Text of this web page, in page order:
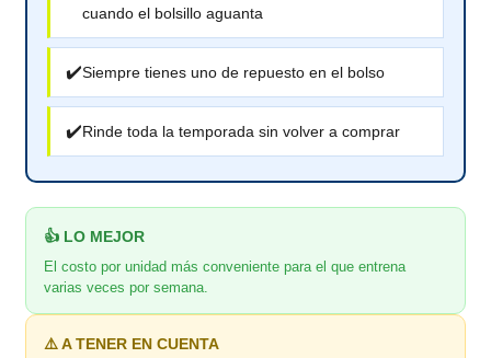
cuando el bolsillo aguanta
✔️Siempre tienes uno de repuesto en el bolso
✔️Rinde toda la temporada sin volver a comprar
👍 LO MEJOR
El costo por unidad más conveniente para el que entrena
varias veces por semana.
⚠️ A TENER EN CUENTA